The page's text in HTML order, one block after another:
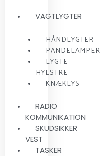
VAGTLYGTER
HÅNDLYGTER
PANDELAMPER
LYGTE
HYLSTRE
KNÆKLYS
RADIO
KOMMUNIKATION
SKUDSIKKER
VEST
TASKER